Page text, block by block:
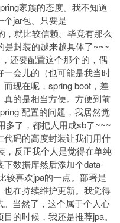
家族的态度。我不知道
jar包。只要是
，就比较信赖。毕竟有那么
是封装的越来越具体了~~~
还要配置这个那个的，偶
会儿的（也可能是我当时
现在呢，spring boot，差
的是相当方便。方便到前
配置的问题，我居然觉
多了，都把人用成sb了~~~
码的高度封装让我们用什
，反正我个人是觉得在单纯
数据库然后添加个data-
较喜欢jpa的一点。部署是
在持续维护更新。我觉得
当然了，这个属于个人心
的时候，我还是推荐jpa。